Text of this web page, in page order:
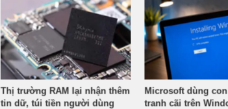
Thị trường RAM lại nhận thêm
tin dữ, túi tiền người dùng
Microsoft dùng
tranh cãi trên